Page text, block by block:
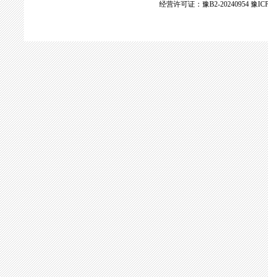
经营许可证：豫B2-20240954 豫